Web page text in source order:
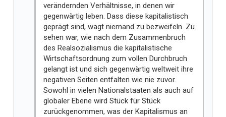
verändernden Verhältnisse, in denen wir
gegenwärtig leben. Dass diese kapitalistisch
geprägt sind, wagt niemand zu bezweifeln. Zu
sehen war, wie nach dem Zusammenbruch
des Realsozialismus die kapitalistische
Wirtschaftsordnung zum vollen Durchbruch
gelangt ist und sich gegenwärtig weltweit ihre
negativen Seiten entfalten wie nie zuvor.
Sowohl in vielen Nationalstaaten als auch auf
globaler Ebene wird Stück für Stück
zurückgenommen, was der Kapitalismus an